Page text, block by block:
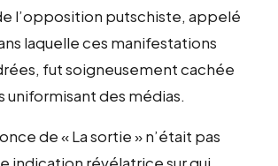
l’opposition putschiste, appelé
laquelle ces manifestations
fut soigneusement cachée
uniformisant des médias.
de « La sortie » n’était pas
indication révélatrice sur qui